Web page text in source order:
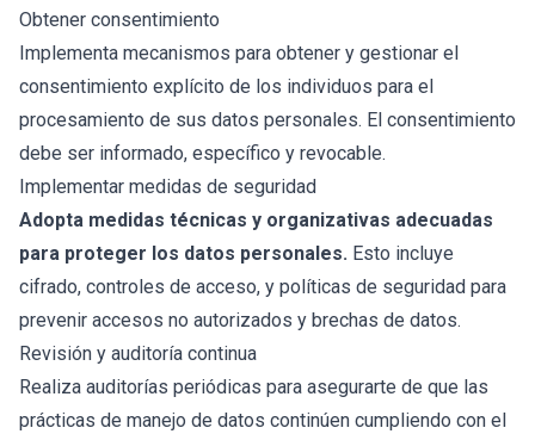
Obtener consentimiento
Implementa mecanismos para obtener y gestionar el
consentimiento explícito de los individuos para el
procesamiento de sus datos personales. El consentimiento
debe ser informado, específico y revocable.
Implementar medidas de seguridad
Adopta medidas técnicas y organizativas adecuadas
para proteger los datos personales. Esto incluye
cifrado, controles de acceso, y políticas de seguridad para
prevenir accesos no autorizados y brechas de datos.
Revisión y auditoría continua
Realiza auditorías periódicas para asegurarte de que las
prácticas de manejo de datos continúen cumpliendo con el